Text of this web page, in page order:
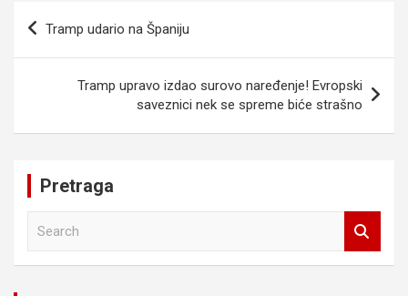
Navigacija
članaka
Tramp udario na Španiju
Tramp upravo izdao surovo naređenje! Evropski
saveznici nek se spreme biće strašno
Pretraga